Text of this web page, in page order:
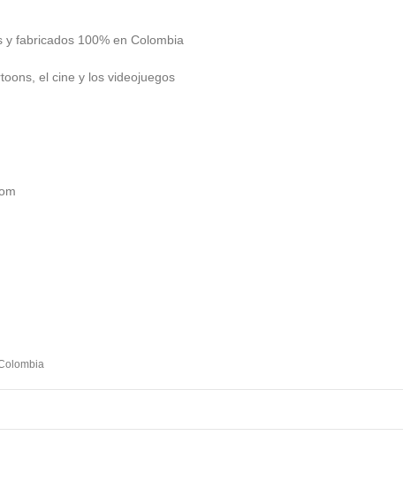
fabricados 100% en Colombia
el cine y los videojuegos